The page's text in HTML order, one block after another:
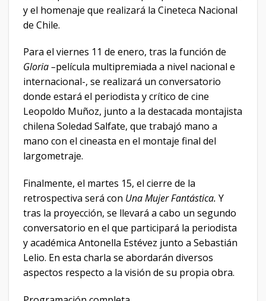
y el homenaje que realizará la Cineteca Nacional
de Chile.
Para el viernes 11 de enero, tras la función de
Gloria –película multipremiada a nivel nacional e
internacional-, se realizará un conversatorio
donde estará el periodista y crítico de cine
Leopoldo Muñoz, junto a la destacada montajista
chilena Soledad Salfate, que trabajó mano a
mano con el cineasta en el montaje final del
largometraje.
Finalmente, el martes 15, el cierre de la
retrospectiva será con Una Mujer Fantástica. Y
tras la proyección, se llevará a cabo un segundo
conversatorio en el que participará la periodista
y académica Antonella Estévez junto a Sebastián
Lelio. En esta charla se abordarán diversos
aspectos respecto a la visión de su propia obra.